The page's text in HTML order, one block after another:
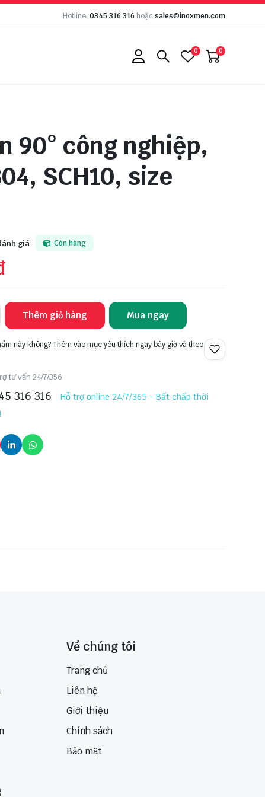
Hotline: 0345 316 316 hoặcsales@inoxmen.com
0 0
90° công nghiệp,
SCH10, size
giá Còn hàng
Thêm giỏ hàng Mua ngay
này không? Thêm vào mục yêu thích ngay bây giờ và theo
tư vấn 24/7/356
316 316
Hỗ trợ online 24/7/365 - Bất chấp thời
Về chúng tôi
Trang chủ
Liên hệ
Giới thiệu
Chính sách
Bảo mật